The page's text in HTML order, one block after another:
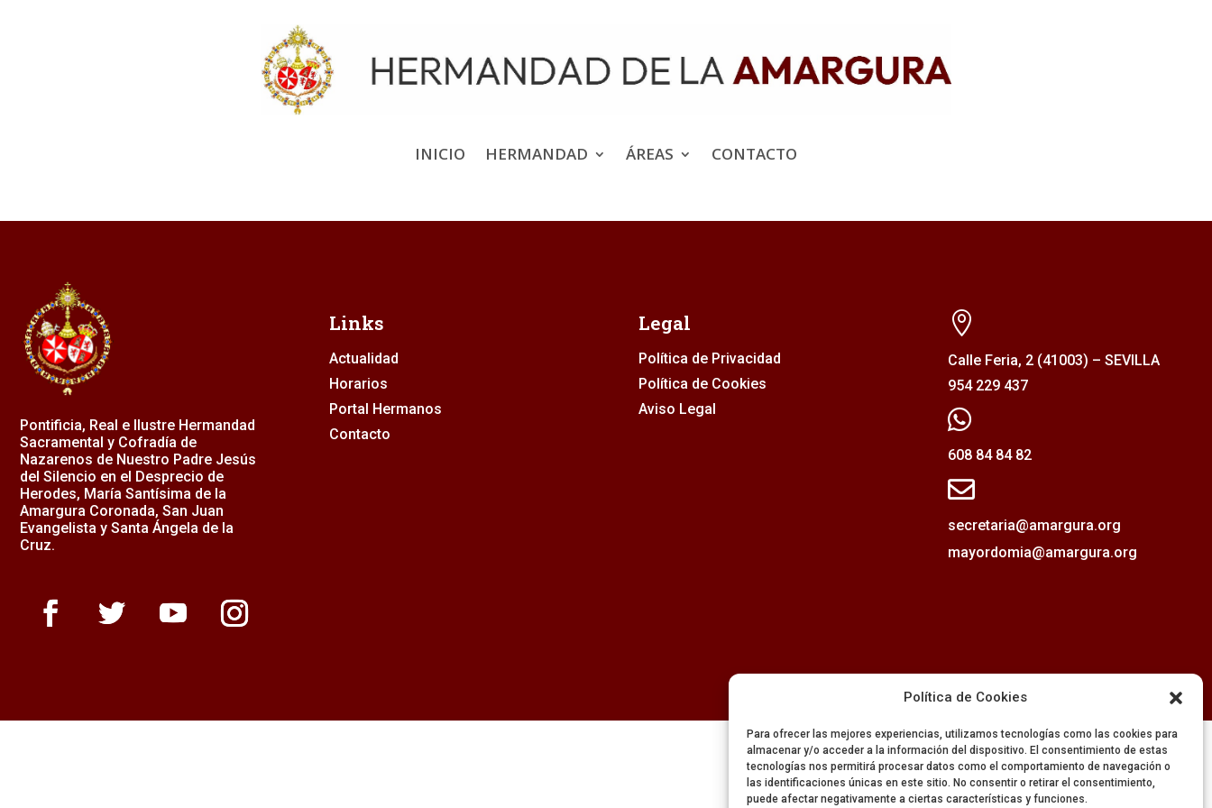
Política de Cookies
Para ofrecer las mejores experiencias, utilizamos tecnologías como las cookies para
almacenar y/o acceder a la información del dispositivo. El consentimiento de estas
tecnologías nos permitirá procesar datos como el comportamiento de navegación o
las identificaciones únicas en este sitio. No consentir o retirar el consentimiento,
puede afectar negativamente a ciertas características y funciones.
INICIO HERMANDAD ÁREAS CONTACTO
Pontificia, Real e Ilustre Hermandad
Sacramental y Cofradía de
Nazarenos de Nuestro Padre Jesús
del Silencio en el Desprecio de
Herodes, María Santísima de la
Amargura Coronada, San Juan
Evangelista y Santa Ángela de la
Cruz.
Links
Actualidad
Horarios
Portal Hermanos
Contacto
Legal
Política de Privacidad
Política de Cookies
Aviso Legal

Calle Feria, 2 (41003) – SEVILLA
954 229 437

608 84 84 82

secretaria@amargura.org
mayordomia@amargura.org